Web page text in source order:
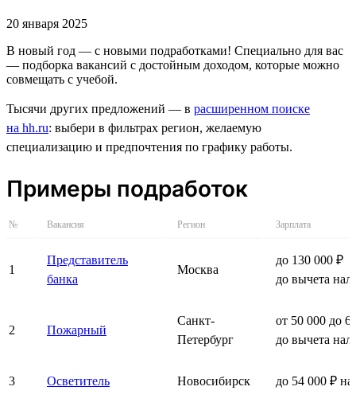
20 января 2025
В новый год — с новыми подработками! Специально для вас
— подборка вакансий с достойным доходом, которые можно
совмещать с учебой.
Тысячи других предложений — в расширенном поиске
на hh.ru: выбери в фильтрах регион, желаемую
специализацию и предпочтения по графику работы.
Примеры подработок
№ Вакансия Регион Зарплата
1
Представитель
банка
Москва
до 130 000 ₽
до вычета
2 Пожарный
Санкт-
Петербург
от 50 000 до
до вычета
3 Осветитель Новосибирск до 54 000 ₽